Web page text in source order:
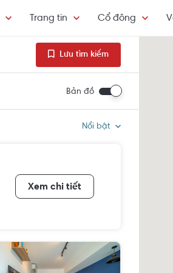
Trang tin Cổ đông
Lưu tìm kiếm
Bản đồ
Nổi bật
Xem chi tiết